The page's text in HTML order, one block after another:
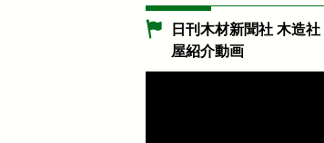
日刊木材新聞社 木造社
屋紹介動画